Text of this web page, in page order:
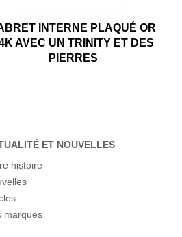
INTERNE PLAQUÉ OR
AVEC UN TRINITY ET DES
PIERRES
ET NOUVELLES
histoire
marques